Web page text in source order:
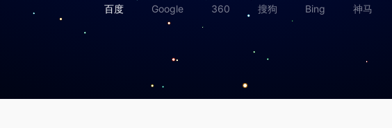
百度 Google 360 搜狗 Bing 神马